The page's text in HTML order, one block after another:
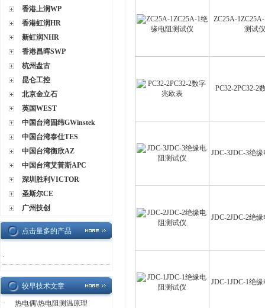
香港上润WP
香港虹润HR
新虹润NHR
香港昌晖SWP
杭州盘古
昆仑工控
北京金立石
英国WEST
中国台湾固纬GWinstek
中国台湾泰仕TES
中国台湾衡欣AZ
中国台湾艾普斯APC
深圳胜利VICTOR
圣斯尔CE
广州技创
点击量多的产品
·
较早技术文章
·
热电偶\热电阻测温原理
ZC25A-
测试仪
PC32-2PC32-2
JDC-3JDC-3绝
JDC-2JDC-2绝
JDC-1JDC-1绝